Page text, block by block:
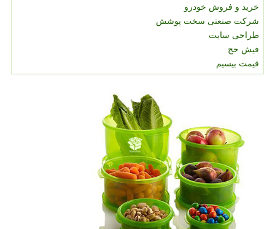
خرید و فروش خودرو
شرکت صنعتی سخت پوشش
طراحی سایت
فیش حج
قیمت بیسیم